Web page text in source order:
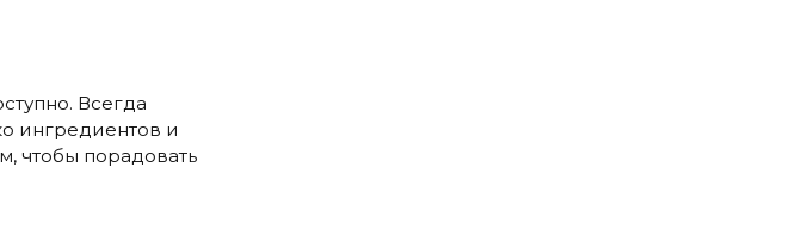
Всегда
ингредиентов и
чтобы порадовать